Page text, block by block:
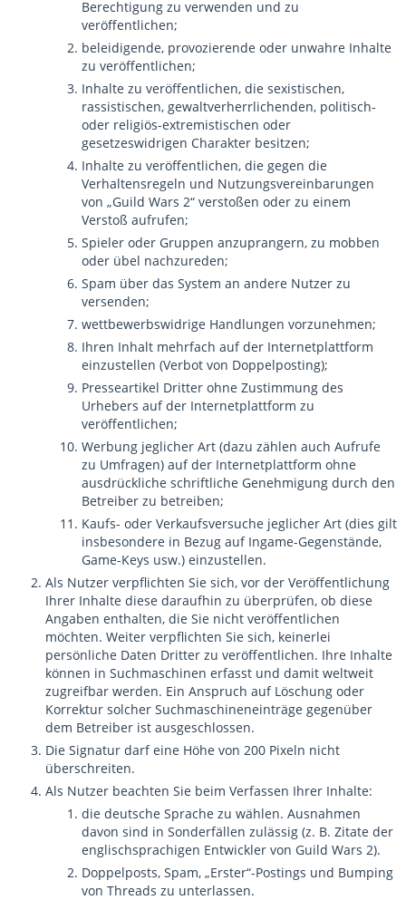
Berechtigung zu verwenden und zu
veröffentlichen;
beleidigende, provozierende oder unwahre Inhalte
zu veröffentlichen;
Inhalte zu veröffentlichen, die sexistischen,
rassistischen, gewaltverherrlichenden, politisch-
oder religiös-extremistischen oder
gesetzeswidrigen Charakter besitzen;
Inhalte zu veröffentlichen, die gegen die
Verhaltensregeln und Nutzungsvereinbarungen
von „Guild Wars 2“ verstoßen oder zu einem
Verstoß aufrufen;
Spieler oder Gruppen anzuprangern, zu mobben
oder übel nachzureden;
Spam über das System an andere Nutzer zu
versenden;
wettbewerbswidrige Handlungen vorzunehmen;
Ihren Inhalt mehrfach auf der Internetplattform
einzustellen (Verbot von Doppelposting);
Presseartikel Dritter ohne Zustimmung des
Urhebers auf der Internetplattform zu
veröffentlichen;
Werbung jeglicher Art (dazu zählen auch Aufrufe
zu Umfragen) auf der Internetplattform ohne
ausdrückliche schriftliche Genehmigung durch den
Betreiber zu betreiben;
Kaufs- oder Verkaufsversuche jeglicher Art (dies gilt
insbesondere in Bezug auf Ingame-Gegenstände,
Game-Keys usw.) einzustellen.
Als Nutzer verpflichten Sie sich, vor der Veröffentlichung
Ihrer Inhalte diese daraufhin zu überprüfen, ob diese
Angaben enthalten, die Sie nicht veröffentlichen
möchten. Weiter verpflichten Sie sich, keinerlei
persönliche Daten Dritter zu veröffentlichen. Ihre Inhalte
können in Suchmaschinen erfasst und damit weltweit
zugreifbar werden. Ein Anspruch auf Löschung oder
Korrektur solcher Suchmaschineneinträge gegenüber
dem Betreiber ist ausgeschlossen.
Die Signatur darf eine Höhe von 200 Pixeln nicht
überschreiten.
Als Nutzer beachten Sie beim Verfassen Ihrer Inhalte:
die deutsche Sprache zu wählen. Ausnahmen
davon sind in Sonderfällen zulässig (z. B. Zitate der
englischsprachigen Entwickler von Guild Wars 2).
Doppelposts, Spam, „Erster“-Postings und Bumping
von Threads zu unterlassen.